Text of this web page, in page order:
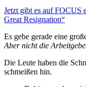
Jetzt gibt es auf FOCUS
Great Resignation“
Es gebe gerade eine
Aber nicht die
Die Leute haben die
schmeißen hin.